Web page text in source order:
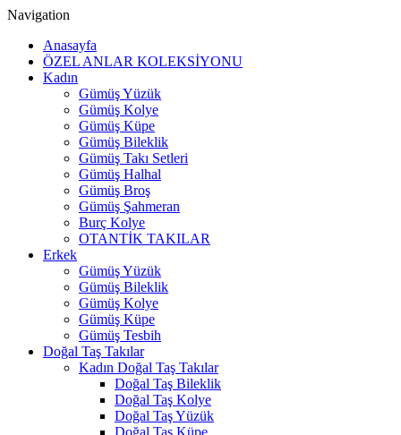
Navigation
Anasayfa
ÖZEL ANLAR KOLEKSİYONU
Kadın
Gümüş Yüzük
Gümüş Kolye
Gümüş Küpe
Gümüş Bileklik
Gümüş Takı Setleri
Gümüş Halhal
Gümüş Broş
Gümüş Şahmeran
Burç Kolye
OTANTİK TAKILAR
Erkek
Gümüş Yüzük
Gümüş Bileklik
Gümüş Kolye
Gümüş Küpe
Gümüş Tesbih
Doğal Taş Takılar
Kadın Doğal Taş Takılar
Doğal Taş Bileklik
Doğal Taş Kolye
Doğal Taş Yüzük
Doğal Taş Küpe